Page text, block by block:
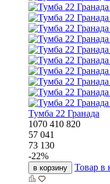
Тумба 22 Гранада
1070 410 820
57 041
73 130
-22%
в корзину Товар в